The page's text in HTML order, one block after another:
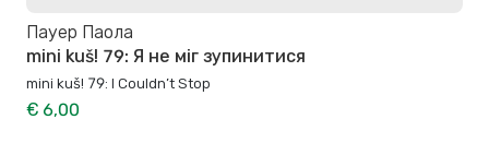
Пауер Паола
mini kuš! 79: Я не міг зупинитися
mini kuš! 79: I Couldn’t Stop
€ 6,00